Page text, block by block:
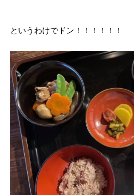
というわけでドン！！！！！！